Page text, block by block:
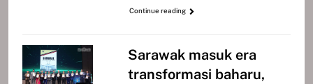
Continue reading
Sarawak masuk era
transformasi baharu,